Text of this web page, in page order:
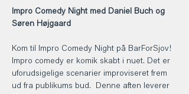
Impro Comedy Night med Daniel Buch og
Søren Højgaard
Kom til Impro Comedy Night på BarForSjov!
Impro comedy er komik skabt i nuet. Det er
uforudsigelige scenarier improviseret frem
ud fra publikums bud.  Denne aften leverer